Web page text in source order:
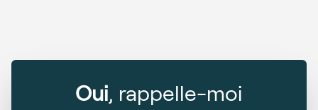
Oui, rappelle-moi